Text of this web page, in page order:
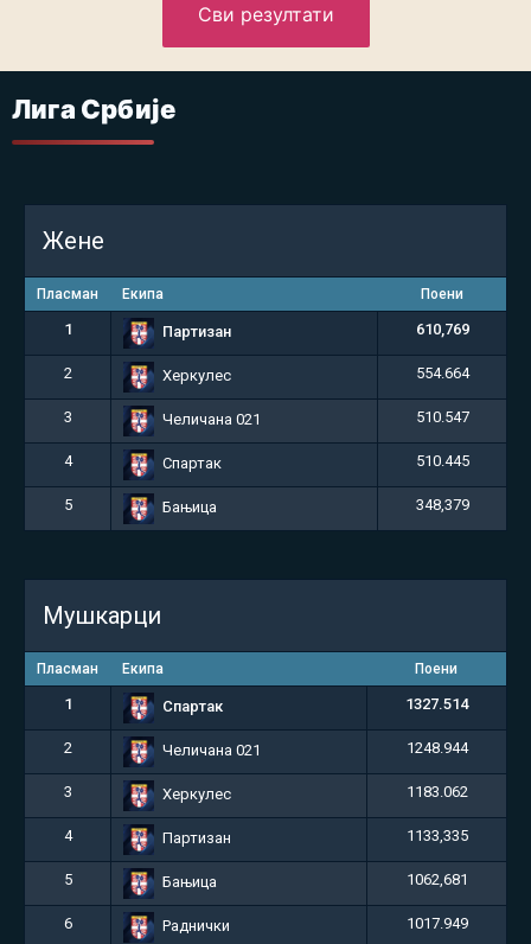
Сви резултати
Лига Србије
Жене
Пласман Екипа Поени
1 Партизан 610,769
2 Херкулес 554.664
3 Челичана 021 510.547
4 Спартак 510.445
5 Бањица 348,379
Мушкарци
Пласман Екипа Поени
1 Спартак 1327.514
2 Челичана 021 1248.944
3 Херкулес 1183.062
4 Партизан 1133,335
5 Бањица 1062,681
6 Раднички 1017.949